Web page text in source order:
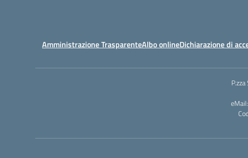
Amministrazione TrasparenteAlbo onlineDichiarazione di